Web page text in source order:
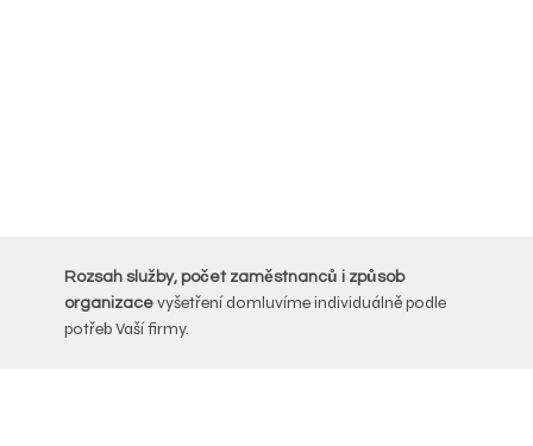
Rozsah služby, počet zaměstnanců i způsob
organizacevyšetření domluvíme individuálně podle
potřeb Vaší firmy.